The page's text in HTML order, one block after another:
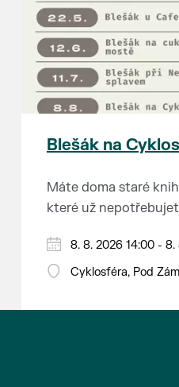
Lanžhotčané.
Těšíme se na Vás!
Blešák na
Máte doma staré
které už
Chcete se zbavit
zbytečně leží na
Anebo byste rádi
Prodejce prosíme
8. 8. 2026 14:00 - 8.
Cyklosféra, Pod